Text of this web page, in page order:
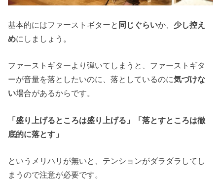
基本的にはファーストギターと 同じぐらいか、 少し控え
めにしましょう。
ファーストギターより弾いてしまうと、ファーストギタ
ーが音量を落としたいのに、落としているのに気づけな
い場合があるからです。
「盛り上げるところは盛り上げる」
「落とすところは徹
底的に落とす」
というメリハリが無いと、テンションがダラダラしてし
まうので注意が必要です。